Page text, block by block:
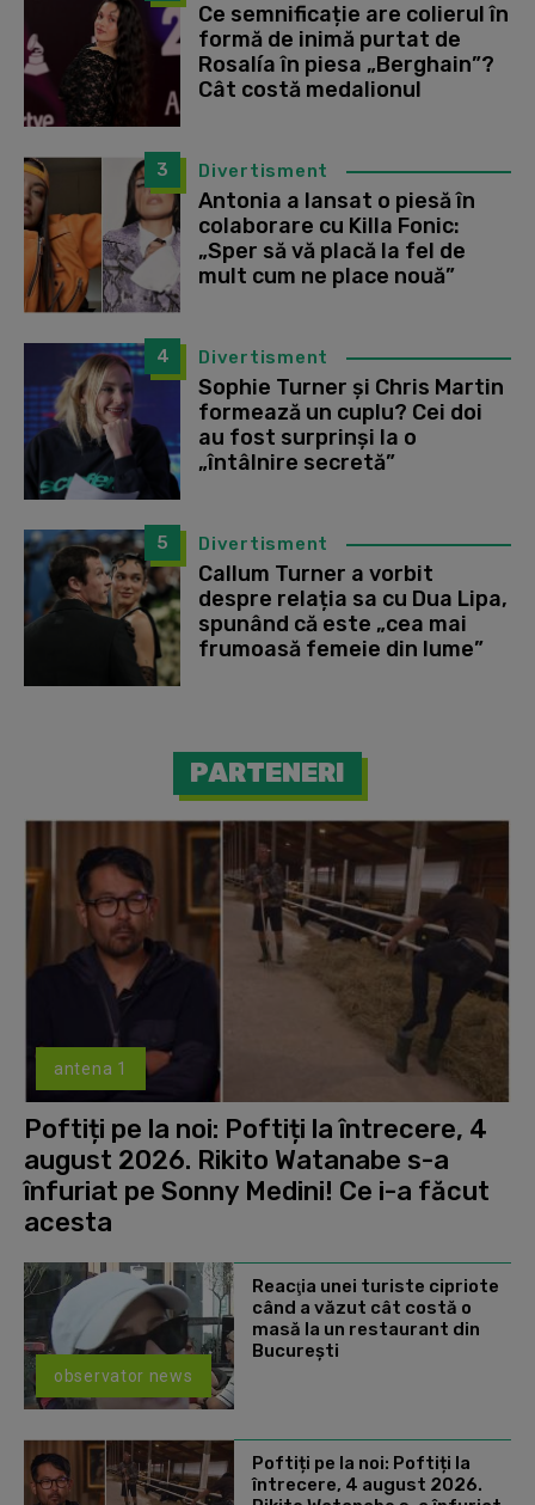
Ce semnificație are colierul în
formă de inimă purtat de
Rosalía în piesa „Berghain”?
Cât costă medalionul
3 Divertisment
Antonia a lansat o piesă în
colaborare cu Killa Fonic:
„Sper să vă placă la fel de
mult cum ne place nouă”
4 Divertisment
Sophie Turner și Chris Martin
formează un cuplu? Cei doi
au fost surprinși la o
„întâlnire secretă”
5 Divertisment
Callum Turner a vorbit
despre relația sa cu Dua Lipa,
spunând că este „cea mai
frumoasă femeie din lume”
PARTENERI
antena 1
Poftiți pe la noi: Poftiți la întrecere, 4
august 2026. Rikito Watanabe s-a
înfuriat pe Sonny Medini! Ce i-a făcut
acesta
observator news
Reacţia unei turiste cipriote
când a văzut cât costă o
masă la un restaurant din
Bucureşti
Poftiți pe la noi: Poftiți la
întrecere, 4 august 2026.